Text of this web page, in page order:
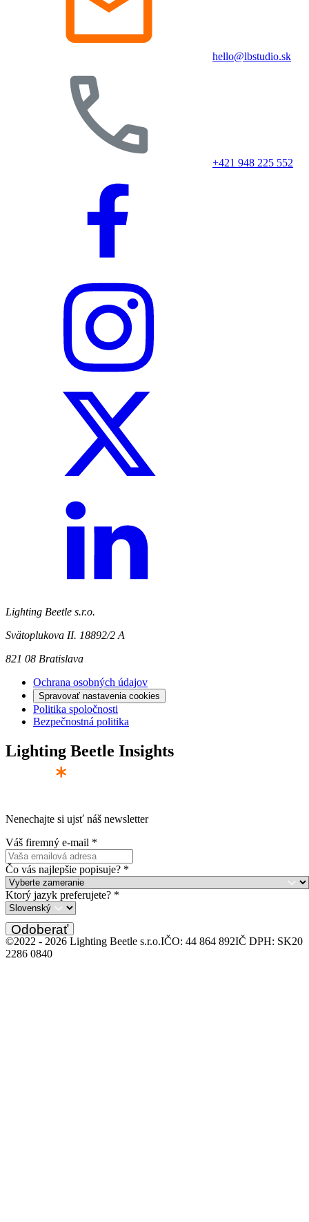
hello@lbstudio.sk
+421 948 225 552
Lighting Beetle s.r.o.
Svätoplukova II. 18892/2 A
821 08 Bratislava
Ochrana osobných údajov
Spravovať nastavenia cookies
Politika spoločnosti
Bezpečnostná politika
Lighting Beetle Insights
Nenechajte si ujsť náš newsletter
Váš firemný e-mail *
Čo vás najlepšie popisuje? *
Ktorý jazyk preferujete? *
Odoberať
©2022 - 2026 Lighting Beetle s.r.o.IČO: 44 864 892IČ DPH: SK20
2286 0840